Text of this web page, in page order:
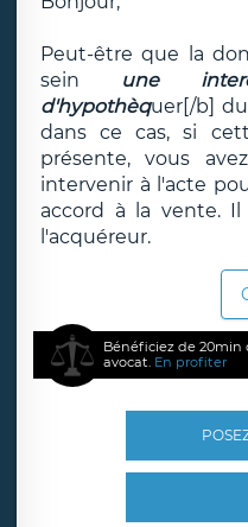
Peut-être que la
sein
une
d'hypothèquer[/b]
dans ce cas, si
présente, vous
intervenir à l'acte
accord à la vente.
l'acquéreur.
Bénéficiez de
avocat. En profiter